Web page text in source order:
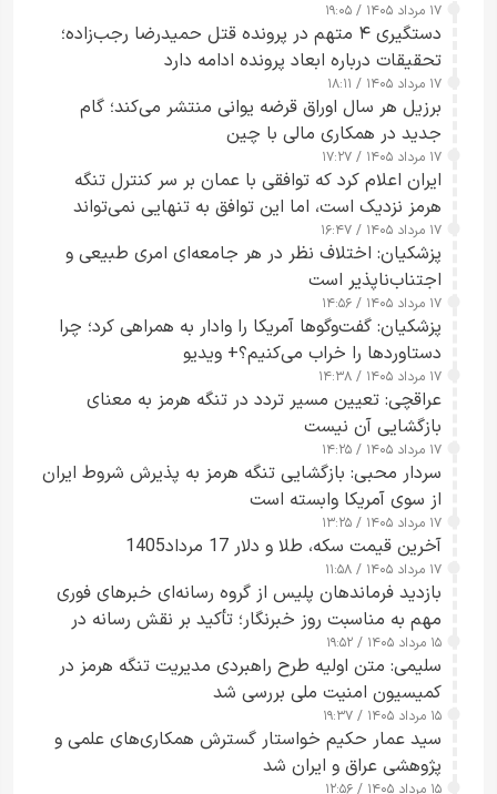
۱۷ مرداد ۱۴۰۵ / ۱۹:۰۵
دستگیری ۴ متهم در پرونده قتل حمیدرضا رجب‌زاده؛
تحقیقات درباره ابعاد پرونده ادامه دارد
۱۷ مرداد ۱۴۰۵ / ۱۸:۱۱
برزیل هر سال اوراق قرضه یوانی منتشر می‌کند؛ گام
جدید در همکاری مالی با چین
۱۷ مرداد ۱۴۰۵ / ۱۷:۲۷
ایران اعلام کرد که توافقی با عمان بر سر کنترل تنگه
هرمز نزدیک است، اما این توافق به تنهایی نمی‌تواند
آبراه را آزاد کند
۱۷ مرداد ۱۴۰۵ / ۱۶:۴۷
پزشکیان: اختلاف نظر در هر جامعه‌ای امری طبیعی و
اجتناب‌ناپذیر است
۱۷ مرداد ۱۴۰۵ / ۱۴:۵۶
پزشکیان: گفت‌وگوها آمریکا را وادار به همراهی کرد؛ چرا
دستاوردها را خراب می‌کنیم؟+ ویدیو
۱۷ مرداد ۱۴۰۵ / ۱۴:۳۸
عراقچی: تعیین مسیر تردد در تنگه هرمز به معنای
بازگشایی آن نیست
۱۷ مرداد ۱۴۰۵ / ۱۴:۲۵
سردار محبی: بازگشایی تنگه هرمز به پذیرش شروط ایران
از سوی آمریکا وابسته است
۱۷ مرداد ۱۴۰۵ / ۱۳:۲۵
آخرین قیمت سکه، طلا و دلار 17 مرداد1405
۱۷ مرداد ۱۴۰۵ / ۱۱:۵۸
بازدید فرماندهان پلیس از گروه رسانه‌ای خبرهای فوری
مهم به مناسبت روز خبرنگار؛ تأکید بر نقش رسانه در
تقویت امنیت و اعتماد عمومی
۱۵ مرداد ۱۴۰۵ / ۱۹:۵۲
سلیمی: متن اولیه طرح راهبردی مدیریت تنگه هرمز در
کمیسیون امنیت ملی بررسی شد
۱۵ مرداد ۱۴۰۵ / ۱۹:۳۷
سید عمار حکیم خواستار گسترش همکاری‌های علمی و
پژوهشی عراق و ایران شد
۱۵ مرداد ۱۴۰۵ / ۱۲:۵۶